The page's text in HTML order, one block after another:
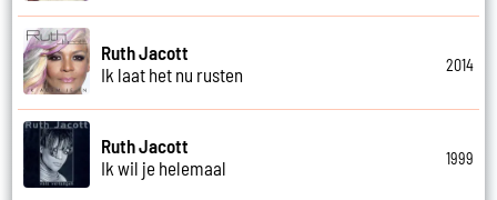
Ruth Jacott
Ik laat het nu rusten
2014
Ruth Jacott
Ik wil je helemaal
1999